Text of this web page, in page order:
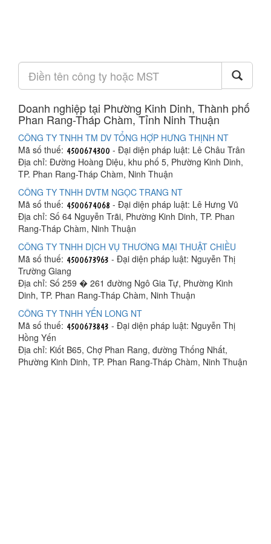
Doanh nghiệp tại Phường Kinh Dinh, Thành phố
Phan Rang-Tháp Chàm, Tỉnh Ninh Thuận
CÔNG TY TNHH TM DV TỔNG HỢP HƯNG THỊNH NT
Mã số thuế:
- Đại diện pháp luật: Lê Châu Trân
Địa chỉ: Đường Hoàng Diệu, khu phố 5, Phường Kinh Dinh,
TP. Phan Rang-Tháp Chàm, Ninh Thuận
CÔNG TY TNHH DVTM NGỌC TRANG NT
Mã số thuế:
- Đại diện pháp luật: Lê Hưng Vũ
Địa chỉ: Số 64 Nguyễn Trãi, Phường Kinh Dinh, TP. Phan
Rang-Tháp Chàm, Ninh Thuận
CÔNG TY TNHH DỊCH VỤ THƯƠNG MẠI THUẬT CHIỀU
Mã số thuế:
- Đại diện pháp luật: Nguyễn Thị
Trường Giang
Địa chỉ: Số 259 � 261 đường Ngô Gia Tự, Phường Kinh
Dinh, TP. Phan Rang-Tháp Chàm, Ninh Thuận
CÔNG TY TNHH YẾN LONG NT
Mã số thuế:
- Đại diện pháp luật: Nguyễn Thị
Hồng Yến
Địa chỉ: Kiốt B65, Chợ Phan Rang, đường Thống Nhất,
Phường Kinh Dinh, TP. Phan Rang-Tháp Chàm, Ninh Thuận